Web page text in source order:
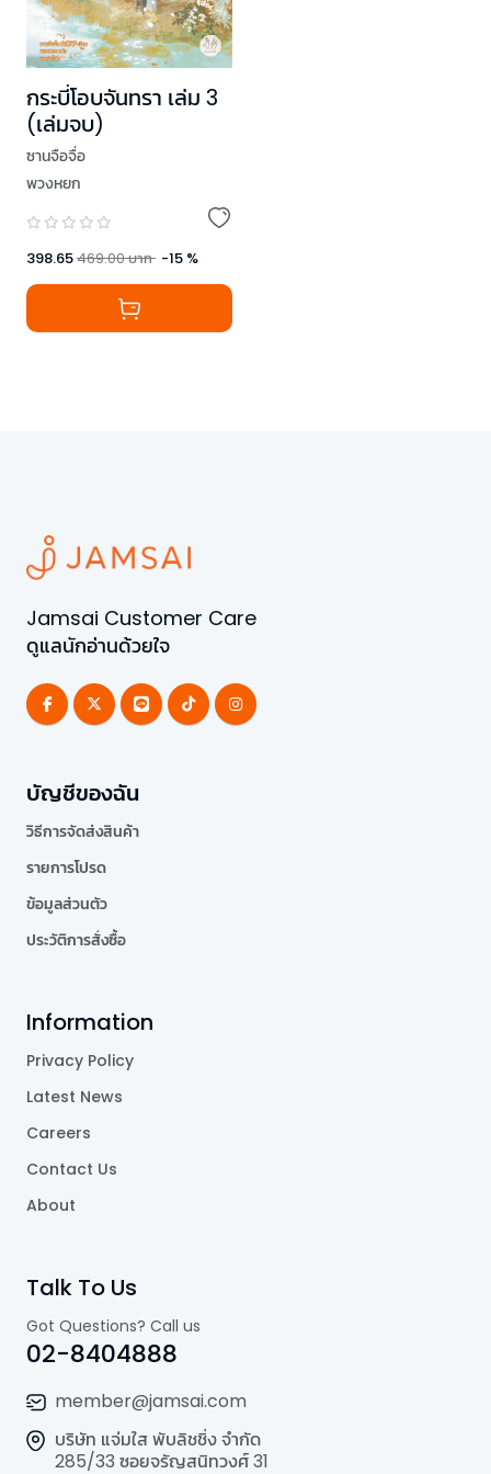
กระบี่โอบจันทรา เล่ม 3
(เล่มจบ)
ซานจือจื่อ
พวงหยก
398.65469.00บาท -15 %
Jamsai Customer Care
ดูแลนักอ่านด้วยใจ
บัญชีของฉัน
วิธีการจัดส่งสินค้า
รายการโปรด
ข้อมูลส่วนตัว
ประวัติการสั่งซื้อ
Information
Privacy Policy
Latest News
Careers
Contact Us
About
Talk To Us
Got Questions? Call us
02-8404888
member@jamsai.com
บริษัท แจ่มใส พับลิชชิ่ง จำกัด
285/33 ซอยจรัญสนิทวงศ์ 31